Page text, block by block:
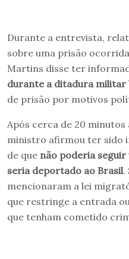
Durante a entrevista,
sobre uma prisão
Martins disse ter
durante a ditadura militar
de prisão por motivos
Após cerca de 20
ministro afirmou ter sido
de que não poderia seguir
seria deportado ao Brasil.
mencionaram a lei
que restringe a entrada
que tenham cometido